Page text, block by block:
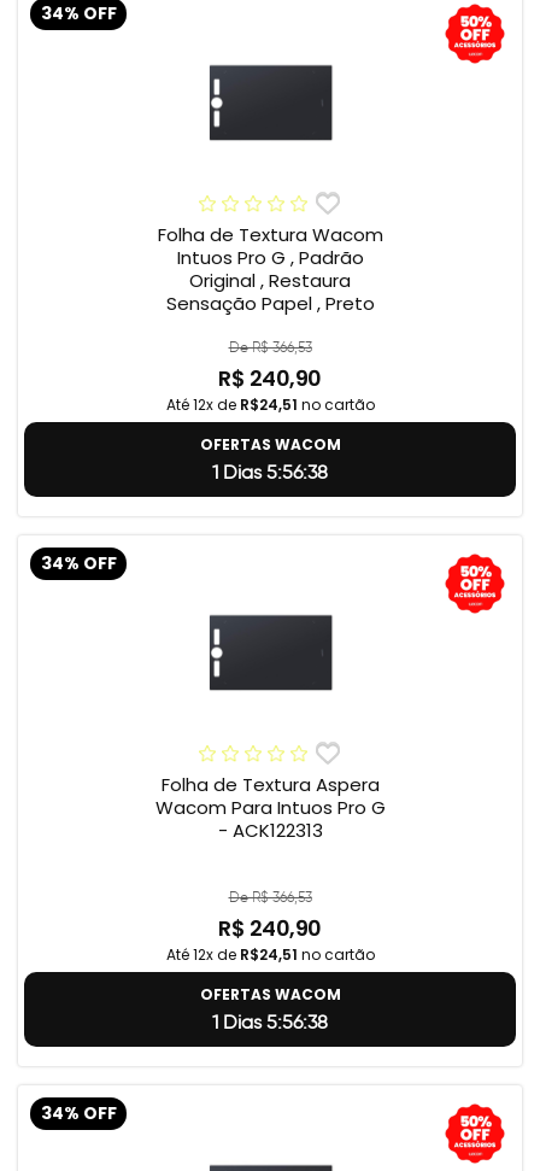
34% OFF
Folha de Textura Wacom
Intuos Pro G , Padrão
Original , Restaura
Sensação Papel , Preto
De R$ 366,53
R$ 240,90
Até 12x de R$24,51 no cartão
OFERTAS WACOM
1 Dias 5:56:37
34% OFF
Folha de Textura Aspera
Wacom Para Intuos Pro G
- ACK122313
De R$ 366,53
R$ 240,90
Até 12x de R$24,51 no cartão
OFERTAS WACOM
1 Dias 5:56:37
34% OFF